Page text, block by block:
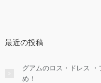
最近の投稿
グアムのロス・ドレス
め！